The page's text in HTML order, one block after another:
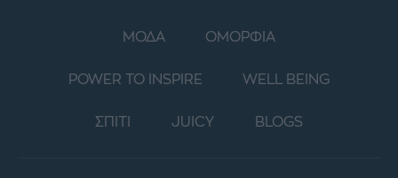
ΜΟΔΑ ΟΜΟΡΦΙΑ
POWER TO INSPIRE WELL BEING
ΣΠΙΤΙ JUICY BLOGS